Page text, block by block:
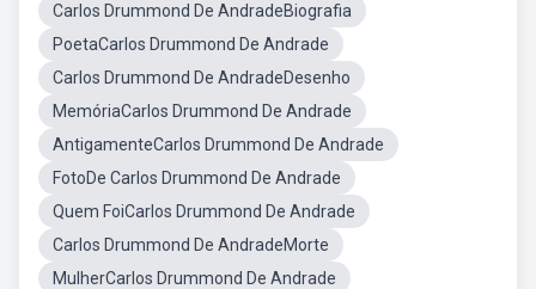
Carlos Drummond De AndradeBiografia
PoetaCarlos Drummond De Andrade
Carlos Drummond De AndradeDesenho
MemóriaCarlos Drummond De Andrade
AntigamenteCarlos Drummond De Andrade
FotoDe Carlos Drummond De Andrade
Quem FoiCarlos Drummond De Andrade
Carlos Drummond De AndradeMorte
MulherCarlos Drummond De Andrade